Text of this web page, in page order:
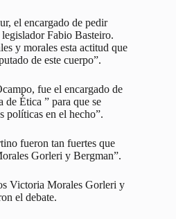
el encargado de pedir
Fabio Basteiro.
y morales esta actitud que
de este cuerpo”.
fue el encargado de
de Ética ” para que se
políticas en el hecho”.
fueron tan fuertes que
Gorleri y Bergman”.
Victoria Morales Gorleri y
el debate.